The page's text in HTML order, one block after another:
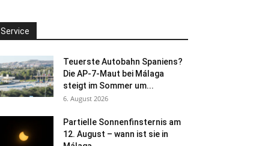
Service
Teuerste Autobahn Spaniens?
Die AP-7-Maut bei Málaga
steigt im Sommer um...
6. August 2026
Partielle Sonnenfinsternis am
12. August – wann ist sie in